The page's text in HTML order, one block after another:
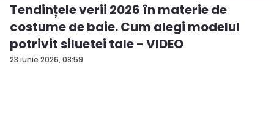
23 iunie 2026, 08:59
Tendințele verii 2026 în materie de
costume de baie. Cum alegi modelul
potrivit siluetei tale - VIDEO